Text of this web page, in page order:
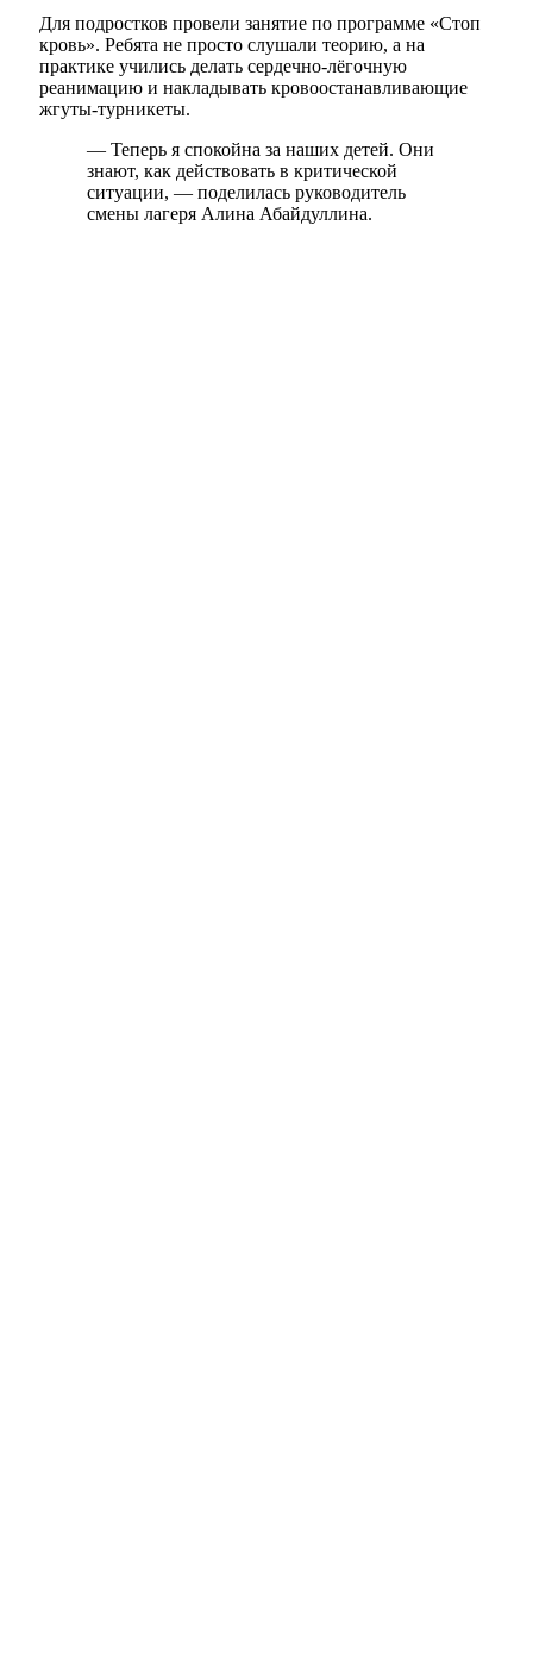
Для подростков провели занятие по программе «Стоп
кровь». Ребята не просто слушали теорию, а на
практике учились делать сердечно-лёгочную
реанимацию и накладывать кровоостанавливающие
жгуты-турникеты.
— Теперь я спокойна за наших детей. Они
знают, как действовать в критической
ситуации, — поделилась руководитель
смены лагеря Алина Абайдуллина.